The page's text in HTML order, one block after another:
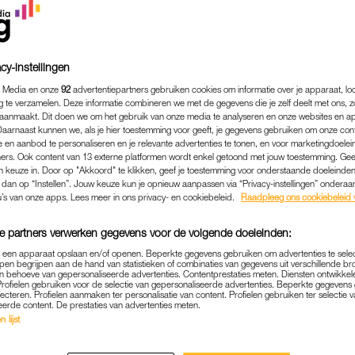
FANS
OP KOMST OVER
UIT HET
30-09-2024 | REDACTIE NIEUWS
fan van
?
instellingen
en onze 92 advertentiepartners gebruiken cookies om informatie over je apparaat,
te verzamelen. Deze informatie combineren we met de gegevens die je zelf deelt met ons,
Dit doen we om het gebruik van onze media te analyseren en onze websites en
kunnen we, als je hier toestemming voor geeft, je gegevens gebruiken om onze
en aanbod te personaliseren en je relevante advertenties te tonen, en voor
Ook content van 13 externe platformen wordt enkel getoond met jouw toestemming.
keuze in. Door op "Akkoord" te klikken, geef je toestemming voor onderstaande
op “Instellen”. Jouw keuze kun je opnieuw aanpassen via “Privacy-instellingen”
van onze apps. Lees meer in ons privacy- en cookiebeleid.
Raadpleeg ons cookiebeleid
partners verwerken gegevens voor de volgende doeleinden:
apparaat opslaan en/of openen. Beperkte gegevens gebruiken om advertenties te
begrijpen aan de hand van statistieken of combinaties van gegevens uit verschillende
behoeve van gepersonaliseerde advertenties. Contentprestaties meten. Diensten
gebruiken voor de selectie van gepersonaliseerde advertenties. Beperkte
Profielen aanmaken ter personalisatie van content. Profielen gebruiken ter selectie
content. De prestaties van advertenties meten.
lijst